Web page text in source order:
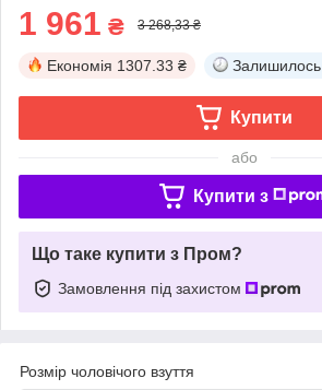
1 961 ₴ 3 268,33 ₴
Економія 1307.33 ₴ Залишилось
Купити
або
Купити з
Що таке купити з Пром?
Замовлення під захистом
Розмір чоловічого взуття